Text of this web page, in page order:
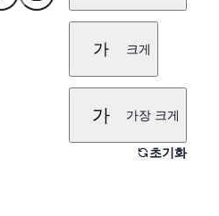
가 크게
가 가장 크게
초기화